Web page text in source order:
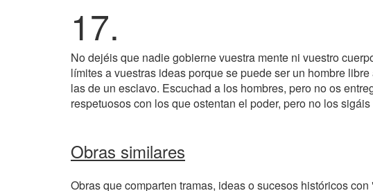
17.
No dejéis que nadie gobierne vuestra mente ni vuestro
límites a vuestras ideas porque se puede ser un hombre
las de un esclavo. Escuchad a los hombres, pero no os
respetuosos con los que ostentan el poder, pero no los
Obras similares
Obras que comparten tramas, ideas o sucesos históricos